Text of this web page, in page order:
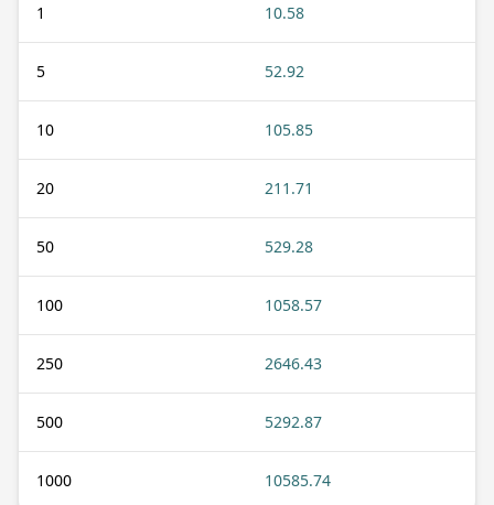
1 10.58
5 52.92
10 105.85
20 211.71
50 529.28
100 1058.57
250 2646.43
500 5292.87
1000 10585.74